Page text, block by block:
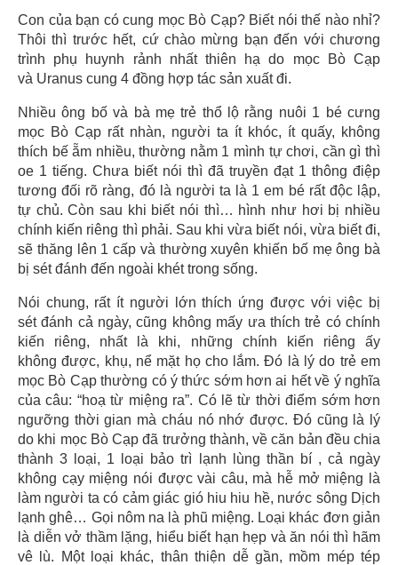
Con của bạn có cung mọc Bò Cạp? Biết nói thế nào nhỉ?
Thôi thì trước hết, cứ chào mừng bạn đến với chương
trình phụ huynh rảnh nhất thiên hạ do mọc Bò Cạp
và Uranus cung 4 đồng hợp tác sản xuất đi.
Nhiều ông bố và bà mẹ trẻ thổ lộ rằng nuôi 1 bé cưng
mọc Bò Cạp rất nhàn, người ta ít khóc, ít quấy, không
thích bế ẵm nhiều, thường nằm 1 mình tự chơi, cần gì thì
oe 1 tiếng. Chưa biết nói thì đã truyền đạt 1 thông điệp
tương đối rõ ràng, đó là người ta là 1 em bé rất độc lập,
tự chủ. Còn sau khi biết nói thì… hình như hơi bị nhiều
chính kiến riêng thì phải. Sau khi vừa biết nói, vừa biết đi,
sẽ thăng lên 1 cấp và thường xuyên khiến bố mẹ ông bà
bị sét đánh đến ngoài khét trong sống.
Nói chung, rất ít người lớn thích ứng được với việc bị
sét đánh cả ngày, cũng không mấy ưa thích trẻ có chính
kiến riêng, nhất là khi, những chính kiến riêng ấy
không được, khụ, nể mặt họ cho lắm. Đó là lý do trẻ em
mọc Bò Cạp thường có ý thức sớm hơn ai hết về ý nghĩa
của câu: “hoạ từ miệng ra”. Có lẽ từ thời điểm sớm hơn
ngưỡng thời gian mà cháu nó nhớ được. Đó cũng là lý
do khi mọc Bò Cạp đã trưởng thành, về căn bản đều chia
thành 3 loại, 1 loại bảo trì lạnh lùng thần bí , cả ngày
không cạy miệng nói được vài câu, mà hễ mở miệng là
làm người ta có cảm giác gió hiu hiu hề, nước sông Dịch
lạnh ghê… Gọi nôm na là phũ miệng. Loại khác đơn giản
là diễn vở thầm lặng, hiểu biết hạn hẹp và ăn nói thì hãm
vê lù. Một loại khác, thân thiện dễ gần, mồm mép tép